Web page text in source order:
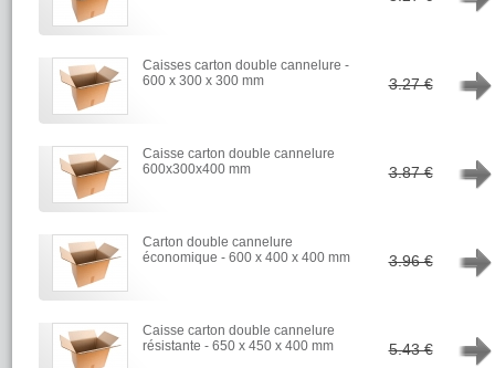
Caisses carton double cannelure -
600 x 300 x 300 mm
3.27 €
Caisse carton double cannelure
600x300x400 mm
3.87 €
Carton double cannelure
économique - 600 x 400 x 400 mm
3.96 €
Caisse carton double cannelure
résistante - 650 x 450 x 400 mm
5.43 €